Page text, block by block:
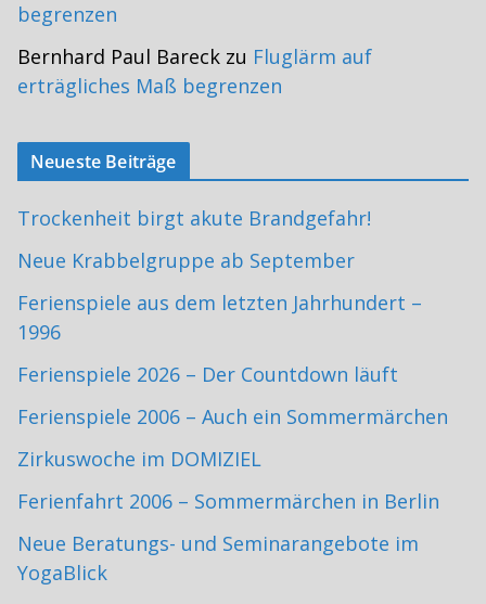
begrenzen
Bernhard Paul Bareck zu Fluglärm auf
erträgliches Maß begrenzen
Neueste Beiträge
Trockenheit birgt akute Brandgefahr!
Neue Krabbelgruppe ab September
Ferienspiele aus dem letzten Jahrhundert –
1996
Ferienspiele 2026 – Der Countdown läuft
Ferienspiele 2006 – Auch ein Sommermärchen
Zirkuswoche im DOMIZIEL
Ferienfahrt 2006 – Sommermärchen in Berlin
Neue Beratungs- und Seminarangebote im
YogaBlick